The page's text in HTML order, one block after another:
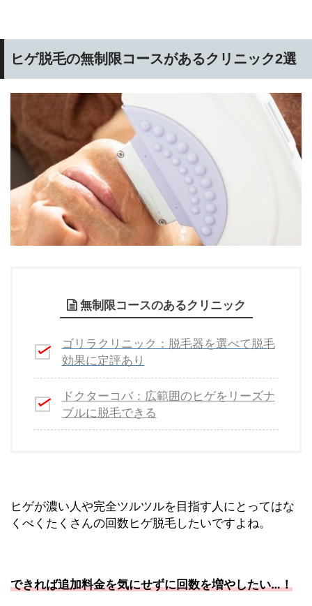
ヒゲ脱毛の無制限コースがあるクリニック2選
無制限コースのあるクリニック
ゴリラクリニック：脱毛器を選べて脱毛
効果に定評あり
ドクターコバ：広範囲のヒゲをリーズナ
ブルに脱毛できる
ヒゲが濃い人や完全ツルツルを目指す人にとってはな
くべくたくさんの回数ヒゲ脱毛したいですよね。
できれば追加料金を気にせずに回数を増やしたい…！